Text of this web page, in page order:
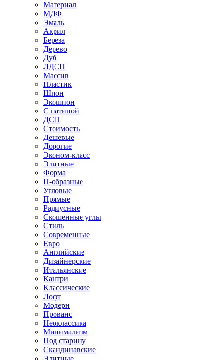
Материал
МДФ
Эмаль
Акрил
Береза
Дерево
Дуб
ЛДСП
Массив
Пластик
Шпон
Экошпон
С патиной
ДСП
Стоимость
Дешевые
Дорогие
Эконом-класс
Элитные
Форма
П-образные
Угловые
Прямые
Радиусные
Скошенные углы
Стиль
Современные
Евро
Английские
Дизайнерские
Итальянские
Кантри
Классические
Лофт
Модерн
Прованс
Неоклассика
Минимализм
Под старину
Скандинавские
Элитные